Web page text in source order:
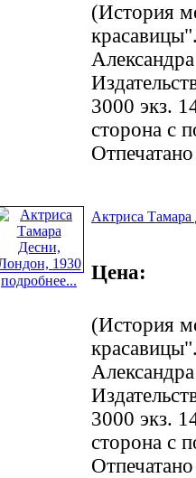
(История
3000 экз.
сторона с
подробнее...
Актриса
Цена:
(История
3000 экз.
сторона с